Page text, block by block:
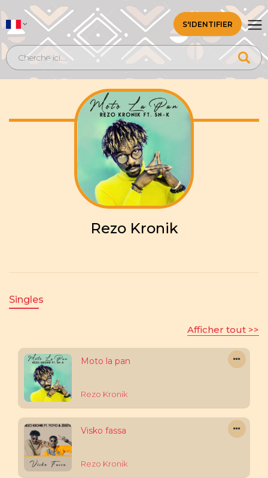
S'IDENTIFIER
Rezo Kronik
Singles
Afficher tout >>
Moto la pan
Rezo Kronik
Visko fassa
Rezo Kronik